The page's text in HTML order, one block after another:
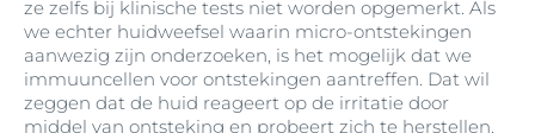
ze zelfs bij klinische tests niet worden opgemerkt. Als
we echter huidweefsel waarin micro-ontstekingen
aanwezig zijn onderzoeken, is het mogelijk dat we
immuuncellen voor ontstekingen aantreffen. Dat wil
zeggen dat de huid reageert op de irritatie door
middel van ontsteking en probeert zich te herstellen.